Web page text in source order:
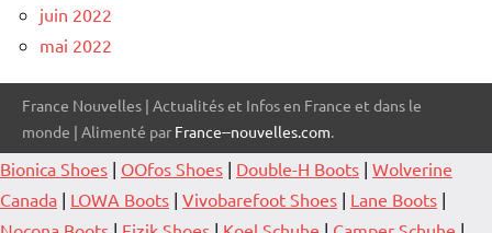
juin 2022
mai 2022
France Nouvelles | Actualités et Infos en France et dans le
monde | Alimenté par France--nouvelles.com.
Bionica Shoes | OOfos Shoes | Double-H Boots | Wolverine
Canada | LOWA Boots | Vivobarefoot Shoes | Lane Boots |